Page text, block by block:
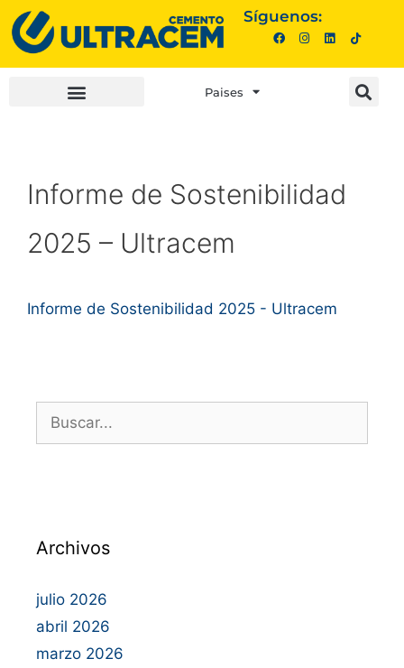
Síguenos:
Paises
Informe de Sostenibilidad
2025 – Ultracem
Informe de Sostenibilidad 2025 - Ultracem
Archivos
julio 2026
abril 2026
marzo 2026